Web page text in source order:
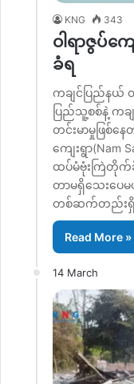
KNG 343
ဝါရာဇွပ်က
ခံရ
ကချင်ပြည်နယ်
ပြည်သူ့စစ်နဲ့ ကခ
တင်းမာမှုဖြစ်န
ကျေးရွာ(Nam
ထပ်မံဗုံးကြဲတို
တာမရှိသေးပေမ
တစ်ဆက်တည်းရှိ
Read More »
14 March